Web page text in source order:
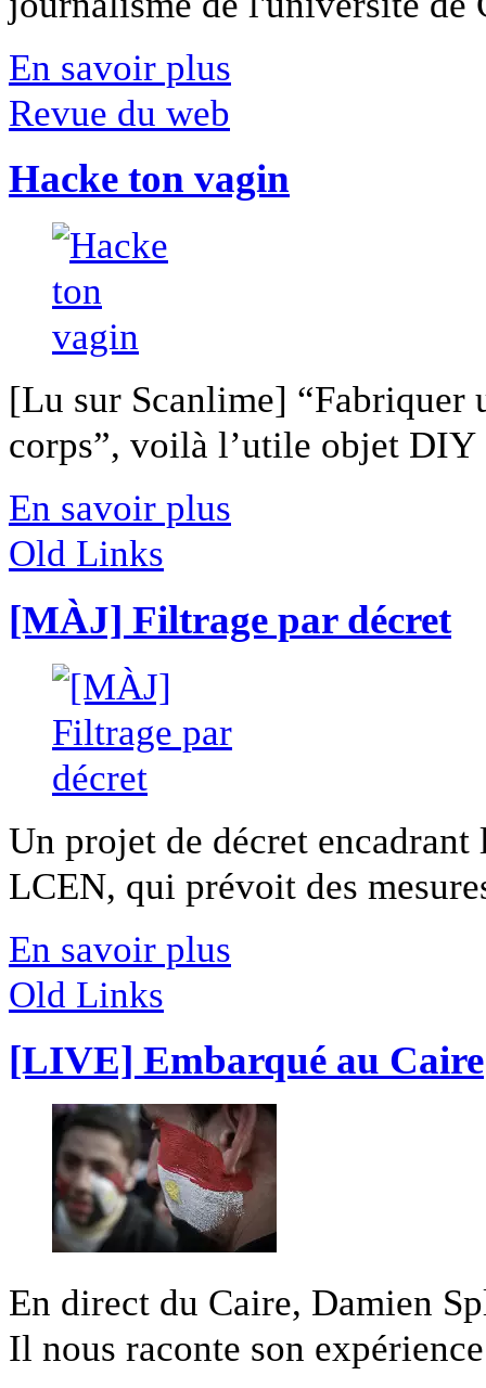
En savoir plus
Revue du web
Hacke ton vagin
[Lu sur Scanlime] “Fabriquer
corps”, voilà l’utile objet
En savoir plus
Old Links
[MÀJ] Filtrage par décret
Un projet de décret
LCEN, qui prévoit des
En savoir plus
Old Links
[LIVE] Embarqué au Caire
En direct du Caire, Damien
Il nous raconte son